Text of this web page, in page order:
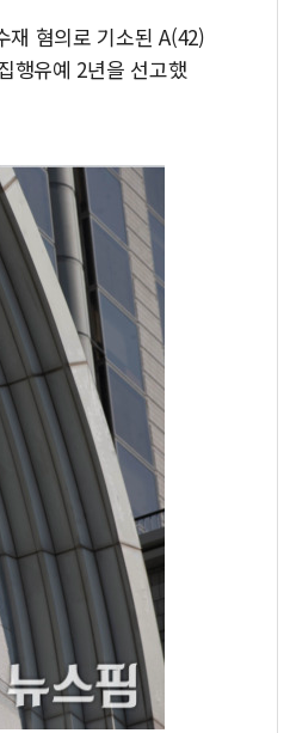
남군에 국내 최대 규모 400MW 태양
불안 속 유가 상승에 소폭 하락...금
년주택' SNS 글 역풍에 "정부정책 아
예·파키스탄, '공동방위협정' 체결…
재 혐의로 기소된 A(42)
행유예 2년을 선고했